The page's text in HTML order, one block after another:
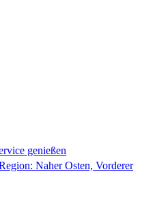
genießen
Naher Osten, Vorderer